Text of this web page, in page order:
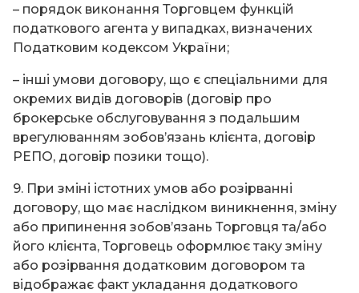
– порядок виконання Торговцем функцій
податкового агента у випадках, визначених
Податковим кодексом України;
– інші умови договору, що є спеціальними для
окремих видів договорів (договір про
брокерське обслуговування з подальшим
врегулюванням зобов’язань клієнта, договір
РЕПО, договір позики тощо).
9. При зміні істотних умов або розірванні
договору, що має наслідком виникнення, зміну
або припинення зобов’язань Торговця та/або
його клієнта, Торговець оформлює таку зміну
або розірвання додатковим договором та
відображає факт укладання додаткового